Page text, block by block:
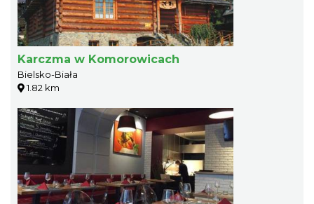
Karczma w Komorowicach
Bielsko-Biała
1.82 km